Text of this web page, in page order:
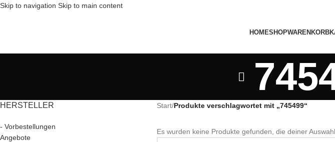
Skip to navigation Skip to main content
HOMESHOPWARENKORB
HERSTELLER
- Vorbestellungen
Angebote
Start/Produkte verschlagwortet mit „745499“
Es wurden keine Produkte gefunden, die deiner